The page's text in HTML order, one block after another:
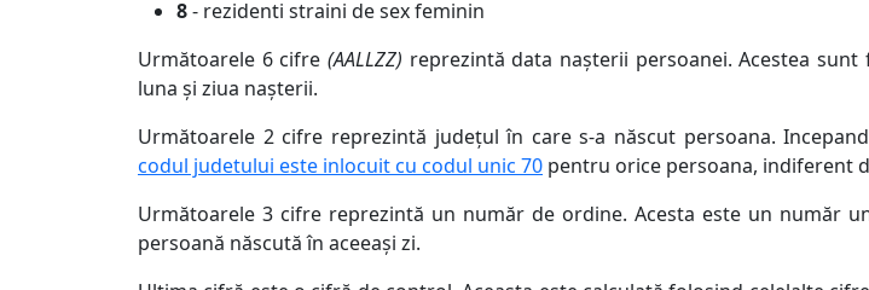
8- rezidenti straini de sex feminin
Următoarele 6 cifre (AALLZZ) reprezintă data nașterii persoanei. Acestea
luna și ziua nașterii.
Următoarele 2 cifre reprezintă județul în care s-a născut persoana.
codul judetului este inlocuit cu codul unic 70 pentru orice persoana, indiferent
Următoarele 3 cifre reprezintă un număr de ordine. Acesta este un număr
persoană născută în aceeași zi.